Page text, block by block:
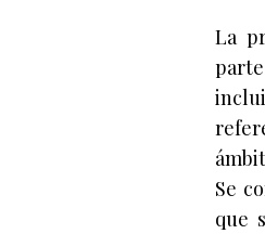
La
Se
que